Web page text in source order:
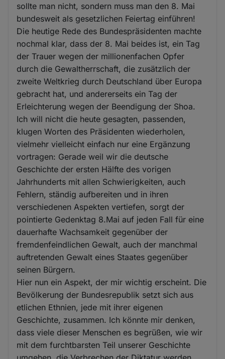
sollte man nicht, sondern muss man den 8. Mai
bundesweit als gesetzlichen Feiertag einführen!
Die heutige Rede des Bundespräsidenten machte
nochmal klar, dass der 8. Mai beides ist, ein Tag
der Trauer wegen der millionenfachen Opfer
durch die Gewaltherrschaft, die zusätzlich der
zweite Weltkrieg durch Deutschland über Europa
gebracht hat, und andererseits ein Tag der
Erleichterung wegen der Beendigung der Shoa.
Ich will nicht die heute gesagten, passenden,
klugen Worten des Präsidenten wiederholen,
vielmehr vielleicht einfach nur eine Ergänzung
vortragen: Gerade weil wir die deutsche
Geschichte der ersten Hälfte des vorigen
Jahrhunderts mit allen Schwierigkeiten, auch
Fehlern, ständig aufbereiten und in ihren
verschiedenen Aspekten vertiefen, sorgt der
pointierte Gedenktag 8.Mai auf jeden Fall für eine
dauerhafte Wachsamkeit gegenüber der
fremdenfeindlichen Gewalt, auch der manchmal
auftretenden Gewalt eines Staates gegenüber
seinen Bürgern.
Hier nun ein Aspekt, der mir wichtig erscheint. Die
Bevölkerung der Bundesrepublik setzt sich aus
etlichen Ethnien, jede mit ihrer eigenen
Geschichte, zusammen. Ich könnte mir denken,
dass viele dieser Menschen es begrüßen, wie wir
mit dem furchtbarsten Teil unserer Geschichte